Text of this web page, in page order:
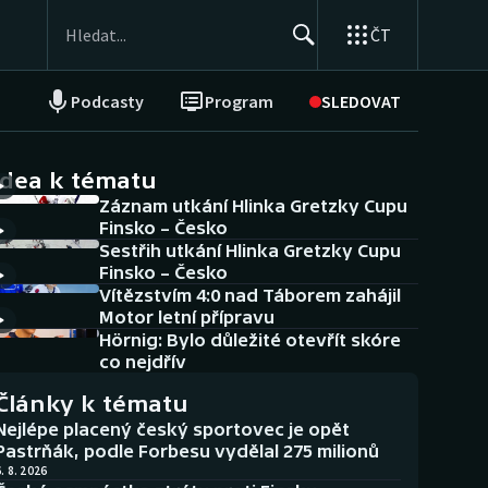
ČT
Podcasty Program SLEDOVAT
NEPŘEHLÉDNĚTE
Historické návraty
Aplikace ČT sport
AZ kvíz
k tématu
Záznam utkání Hlinka Gretzky Cupu
Finsko – Česko
Sestřih utkání Hlinka Gretzky Cupu
Finsko – Česko
Vítězstvím 4:0 nad Táborem zahájil
Motor letní přípravu
Hörnig: Bylo důležité otevřít skóre
co nejdřív
k tématu
placený český sportovec je opět
podle Forbesu vydělal 275 milionů
8. 2026